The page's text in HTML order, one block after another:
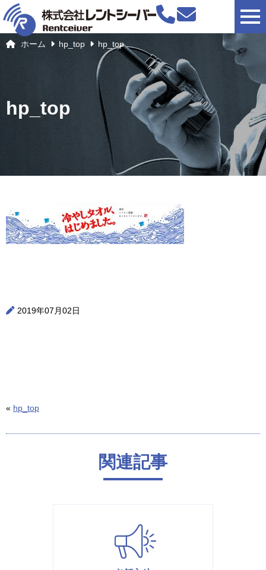
ホーム hp_top hp_top
hp_top
2019年07月02日
« hp_top
関連記事